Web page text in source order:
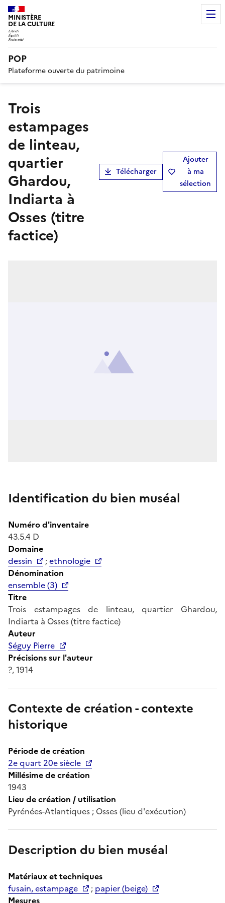
MINISTÈRE
DE LA CULTURE
POP
Plateforme ouverte du patrimoine
Trois
estampages
de linteau,
quartier
Ghardou,
Indiarta à
Osses (titre
factice)
Télécharger
Ajouter
à ma
sélection
Identification du bien muséal
Numéro d'inventaire
43.5.4 D
Domaine
dessin
;ethnologie
Dénomination
ensemble (3)
Titre
Trois estampages de linteau, quartier Ghardou,
Indiarta à Osses (titre factice)
Auteur
Séguy Pierre
Précisions sur l'auteur
?, 1914
Contexte de création - contexte
historique
Période de création
2e quart 20e siècle
Millésime de création
1943
Lieu de création / utilisation
Pyrénées-Atlantiques ; Osses (lieu d'exécution)
Description du bien muséal
Matériaux et techniques
fusain, estampage
; papier (beige)
Mesures